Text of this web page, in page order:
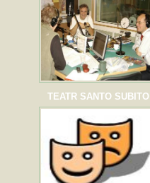
TEATR SANTO SUBITO